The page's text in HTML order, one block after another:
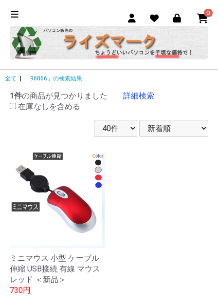
0
全て 「96066」の検索結果
1件の商品が見つかりました
詳細検索
在庫なしを含める
ミニマウス 小型 ケーブル
伸縮 USB接続 有線 マウス
レッド ＜新品＞
730円